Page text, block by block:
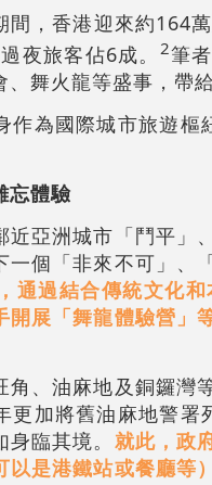
，香港迎來約164
夜旅客佔6成。
2筆
舞火龍等盛事，帶
作為國際城市旅遊
忘體驗
近亞洲城市「鬥平」
個「非來不可」、
通過結合傳統文化
開展「舞龍體驗營
角、油麻地及銅鑼灣
更加將舊油麻地警
臨其境。 就此，政
以是港鐵站或餐廳等